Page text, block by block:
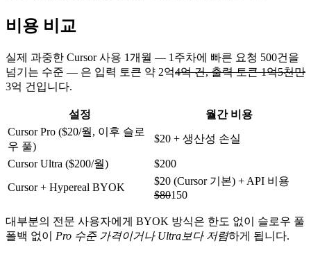
비용 비교
실제 과중한 Cursor 사용 1개월 — 1주차에 빠른 요청 500건을
넘기는 수준 — 은 입력 토큰 약 2억4억 건, 출력 토큰 1억5천만
3억 건입니다.
설정
월간 비용
Cursor Pro ($20/월, 이후 슬로
우 풀)
$20 + 생산성 손실
Cursor Ultra ($200/월)
$200
Cursor + Hypereal BYOK
$20 (Cursor 기본) + API 비용
$80150
대부분의 전문 사용자에게 BYOK 방식은 한도 없이 슬로우 풀
폴백 없이 Pro 수준 가격이거나 Ultra보다 저렴하게 됩니다.